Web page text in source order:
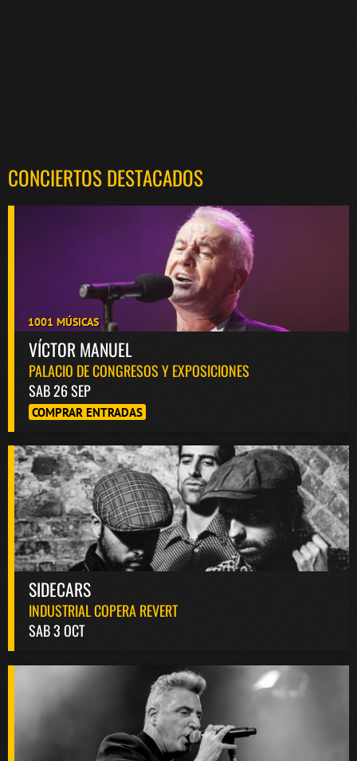
CONCIERTOS DESTACADOS
1001 MÚSICAS
VÍCTOR MANUEL
PALACIO DE CONGRESOS Y EXPOSICIONES
SAB 26 SEP
COMPRAR ENTRADAS
SIDECARS
INDUSTRIAL COPERA REVERT
SAB 3 OCT